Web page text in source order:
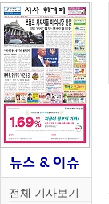
전체 기사보기